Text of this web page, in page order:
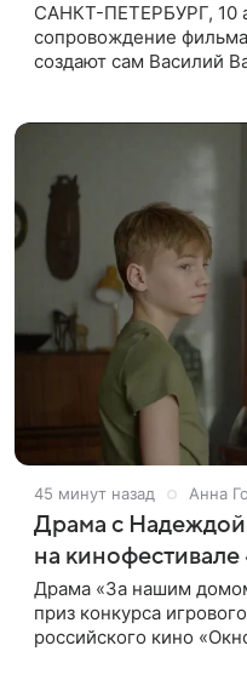
САНКТ-ПЕТЕРБУРГ, 10
сопровождение
создают сам Василий
45 минут назад Анна
Драма с
на
Драма «За нашим
приз конкурса
российского кино